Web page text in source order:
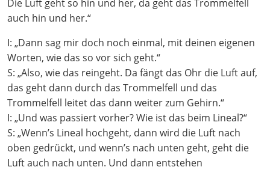
Die Luft geht so hin und her, da geht das Trommelfell
auch hin und her.“
I: „Dann sag mir doch noch einmal, mit deinen eigenen
Worten, wie das so vor sich geht.“
S: „Also, wie das reingeht. Da fängt das Ohr die Luft auf,
das geht dann durch das Trommelfell und das
Trommelfell leitet das dann weiter zum Gehirn.“
I: „Und was passiert vorher? Wie ist das beim Lineal?“
S: „Wenn’s Lineal hochgeht, dann wird die Luft nach
oben gedrückt, und wenn’s nach unten geht, geht die
Luft auch nach unten. Und dann entstehen